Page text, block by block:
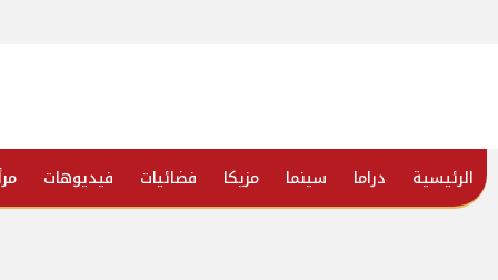
الرئيسية دراما سينما مزيكا فضائيات فيديوهات